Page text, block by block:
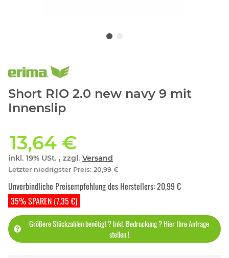
Short RIO 2.0 new navy 9 mit
Innenslip
13,64 €
inkl. 19% USt. , zzgl. Versand
Letzter niedrigster Preis: 20,99 €
35% SPAREN (7,35 €)
Unverbindliche Preisempfehlung des Herstellers:20,99 €
Größere Stückzahlen benötigt ? Inkl. Bedruckung ? Hier Ihre Anfrage
stellen !